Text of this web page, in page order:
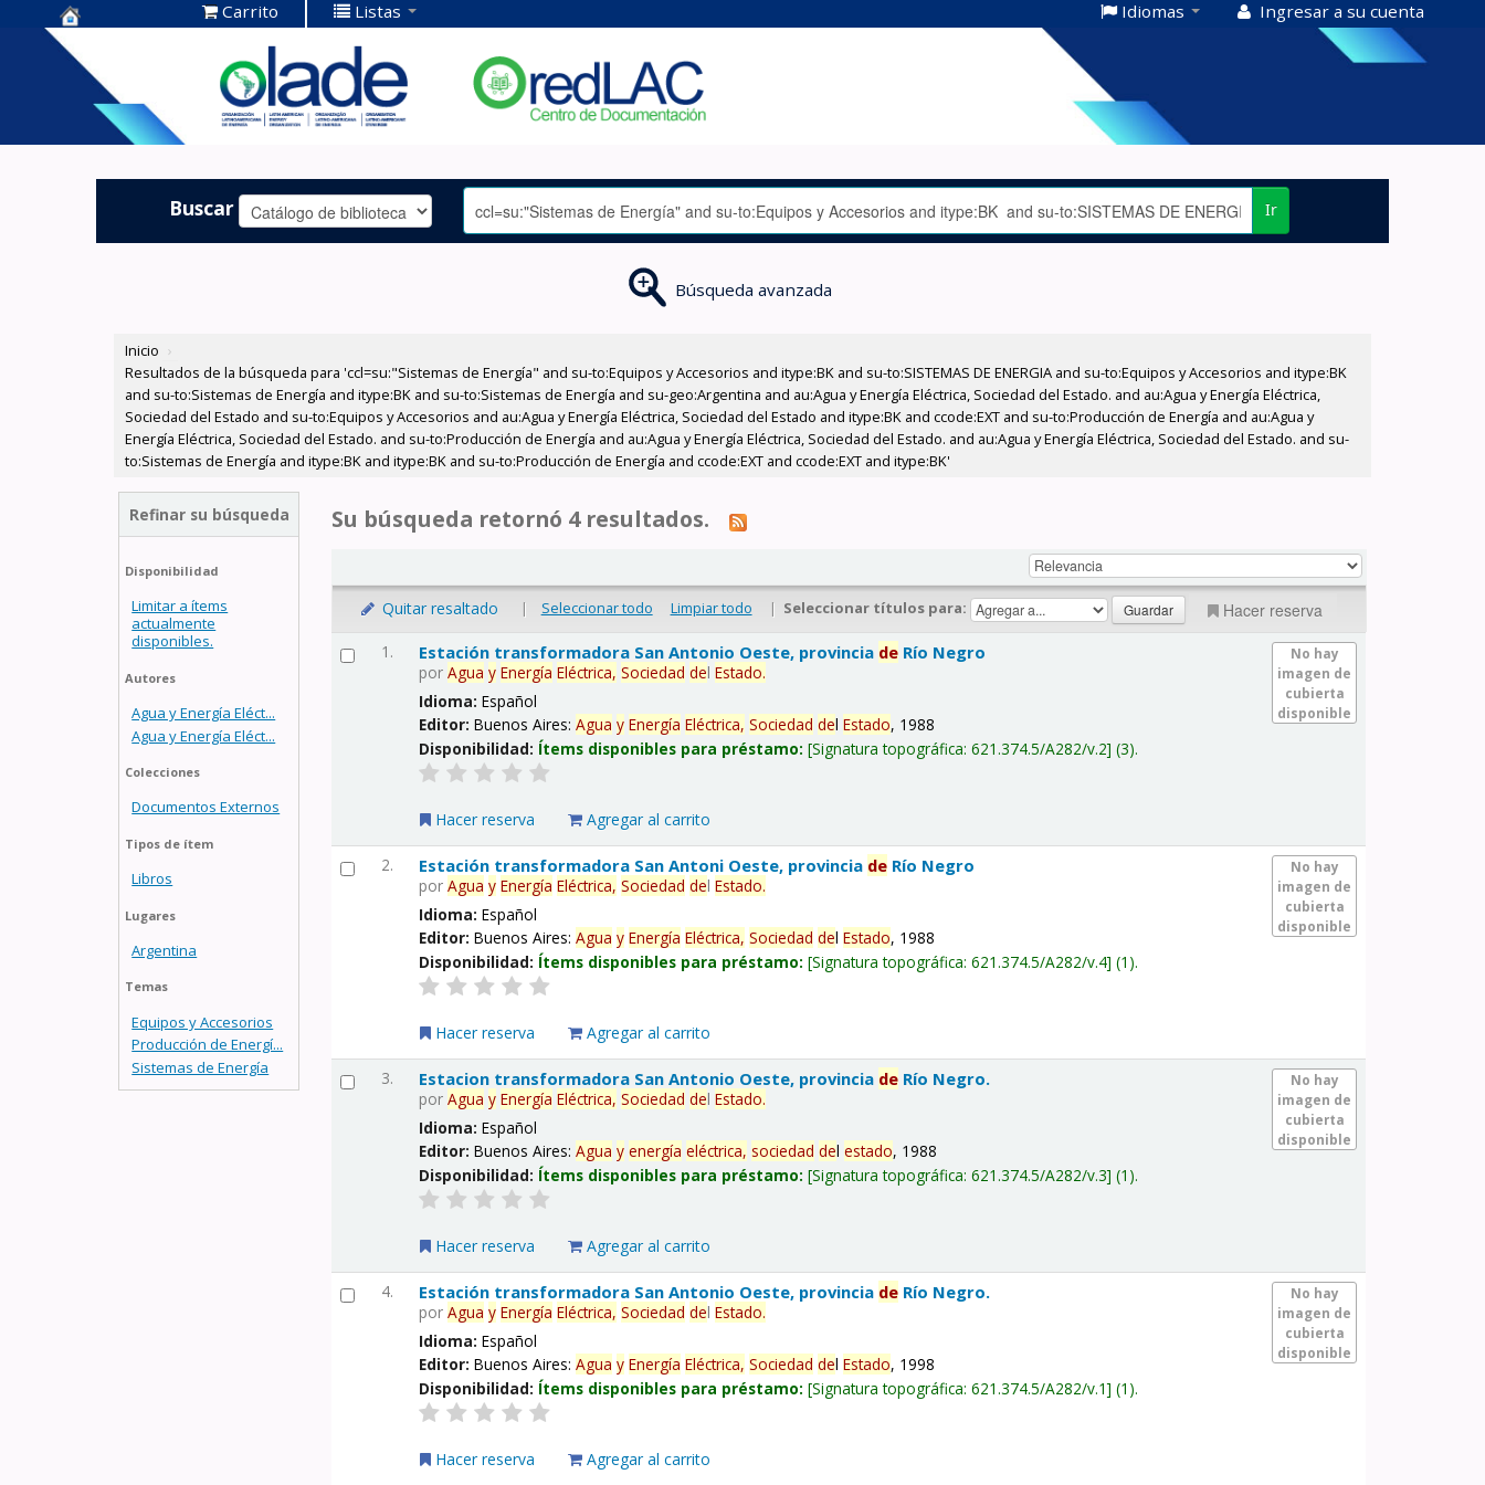
Centro de
Documentación
OLADE -
Carrito Listas Idiomas Ingresar a su cuenta
Buscar Ir
Búsqueda avanzada
Inicio ›
Resultados de la búsqueda para 'ccl=su:"Sistemas de Energía" and su-to:Equipos y Accesorios and itype:BK and su-to:SISTEMAS DE ENERGIA and su-to:Equipos y Accesorios and itype:BK
and su-to:Sistemas de Energía and itype:BK and su-to:Sistemas de Energía and su-geo:Argentina and au:Agua y Energía Eléctrica, Sociedad del Estado. and au:Agua y Energía Eléctrica,
Sociedad del Estado and su-to:Equipos y Accesorios and au:Agua y Energía Eléctrica, Sociedad del Estado and itype:BK and ccode:EXT and su-to:Producción de Energía and au:Agua y
Energía Eléctrica, Sociedad del Estado. and su-to:Producción de Energía and au:Agua y Energía Eléctrica, Sociedad del Estado. and au:Agua y Energía Eléctrica, Sociedad del Estado. and su-
to:Sistemas de Energía and itype:BK and itype:BK and su-to:Producción de Energía and ccode:EXT and ccode:EXT and itype:BK'
Refinar su búsqueda
Disponibilidad
Limitar a ítems
actualmente
disponibles.
Autores
Agua y Energía Eléct...
Agua y Energía Eléct...
Colecciones
Documentos Externos
Tipos de ítem
Libros
Lugares
Argentina
Temas
Equipos y Accesorios
Producción de Energí...
Sistemas de Energía
Su búsqueda retornó 4 resultados.
Quitar resaltado | Seleccionar todo Limpiar todo | Seleccionar títulos para: Hacer reserva
1.
No hay
imagen de
cubierta
disponible
Estación transformadora San Antonio Oeste, provincia de Río Negro
porAgua y Energía Eléctrica, Sociedad delEstado.
Idioma:Español
Editor:Buenos Aires:Agua y Energía Eléctrica, Sociedad delEstado, 1988
Disponibilidad: Ítems disponibles para préstamo: Signatura topográfica:621.374.5/A282/v.2 (3).
Hacer reserva Agregar al carrito
2.
No hay
imagen de
cubierta
disponible
Estación transformadora San Antoni Oeste, provincia de Río Negro
porAgua y Energía Eléctrica, Sociedad delEstado.
Idioma:Español
Editor:Buenos Aires:Agua y Energía Eléctrica, Sociedad delEstado, 1988
Disponibilidad: Ítems disponibles para préstamo: Signatura topográfica:621.374.5/A282/v.4 (1).
Hacer reserva Agregar al carrito
3.
No hay
imagen de
cubierta
disponible
Estacion transformadora San Antonio Oeste, provincia de Río Negro.
porAgua y Energía Eléctrica, Sociedad delEstado.
Idioma:Español
Editor:Buenos Aires:Agua y energía eléctrica, sociedad delestado, 1988
Disponibilidad: Ítems disponibles para préstamo: Signatura topográfica:621.374.5/A282/v.3 (1).
Hacer reserva Agregar al carrito
4.
No hay
imagen de
cubierta
disponible
Estación transformadora San Antonio Oeste, provincia de Río Negro.
porAgua y Energía Eléctrica, Sociedad delEstado.
Idioma:Español
Editor:Buenos Aires:Agua y Energía Eléctrica, Sociedad delEstado, 1998
Disponibilidad: Ítems disponibles para préstamo: Signatura topográfica:621.374.5/A282/v.1 (1).
Hacer reserva Agregar al carrito